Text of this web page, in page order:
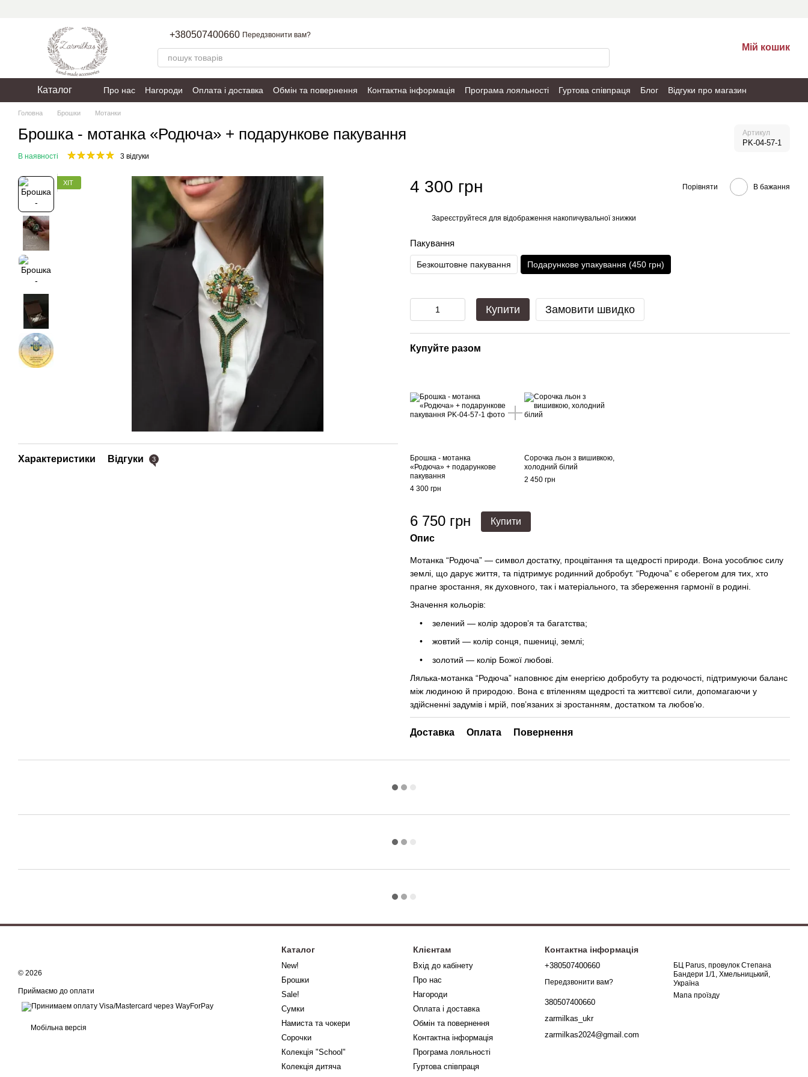
+380507400660 Передзвонити вам?
Мій кошик
Каталог Про нас Нагороди Оплата і доставка Обмін та повернення Контактна інформація Програма лояльності Гуртова співпраця Блог
Відгуки про магазин
Пакування
Політика конфіденційності Публічний договір
Головна Брошки Мотанки
Брошка - мотанка «Родюча» + подарункове пакування Артикул
PK-04-57-1
В наявності 3 відгуки
ХІТ
Характеристики Відгуки 3
4 300 грн Порівняти В бажання
Зареєструйтеся для відображення накопичувальної знижки
Пакування
Безкоштовне пакування Подарункове упакування (450 грн)
Купити Замовити швидко
Купуйте разом
Брошка - мотанка
«Родюча» + подарункове
пакування
4 300 грн
Сорочка льон з вишивкою,
холодний білий
2 450 грн
6 750 грн
Купити
Опис
Мотанка “Родюча” — символ достатку, процвітання та щедрості природи. Вона уособлює силу
землі, що дарує життя, та підтримує родинний добробут. “Родюча” є оберегом для тих, хто
прагне зростання, як духовного, так і матеріального, та збереження гармонії в родині.
Значення кольорів:
• зелений — колір здоровʼя та багатства;
• жовтий — колір сонця, пшениці, землі;
• золотий — колір Божої любові.
Лялька-мотанка “Родюча” наповнює дім енергією добробуту та родючості, підтримуючи баланс
між людиною й природою. Вона є втіленням щедрості та життєвої сили, допомагаючи у
здійсненні задумів і мрій, повʼязаних зі зростанням, достатком та любов’ю.
Доставка Оплата Повернення
© 2026
Приймаємо до оплати
Мобільна версія
Каталог
New!
Брошки
Sale!
Сумки
Намиста та чокери
Сорочки
Колекція "School"
Колекція дитяча
Клієнтам
Вхід до кабінету
Про нас
Нагороди
Оплата і доставка
Обмін та повернення
Контактна інформація
Програма лояльності
Гуртова співпраця
Контактна інформація
+380507400660
Передзвонити вам?
380507400660
zarmilkas_ukr
zarmilkas2024@gmail.com
БЦ Parus, провулок Степана
Бандери 1/1, Хмельницький,
Україна
Мапа проїзду